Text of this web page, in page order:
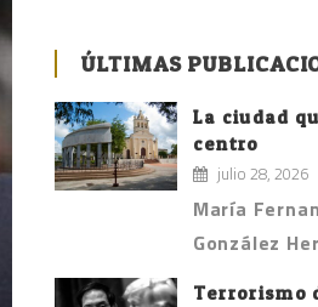
ÚLTIMAS
La ciudad
centro
julio 28, 2026
María
González
Terrorismo